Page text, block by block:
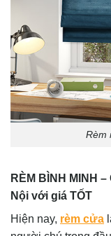
Rèm
RÈM BÌNH MINH
Nội với giá TỐT
Hiện nay, rèm cửa